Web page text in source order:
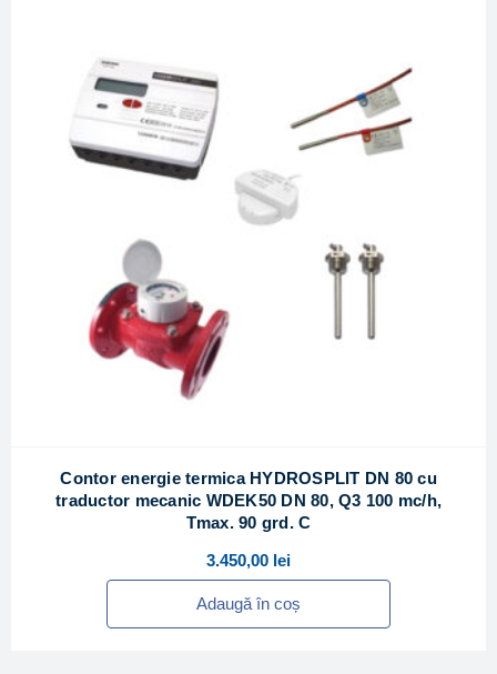
Contor energie termica HYDROSPLIT DN 80 cu
traductor mecanic WDEK50 DN 80, Q3 100 mc/h,
Tmax. 90 grd. C
3.450,00 lei
Adaugă în coș